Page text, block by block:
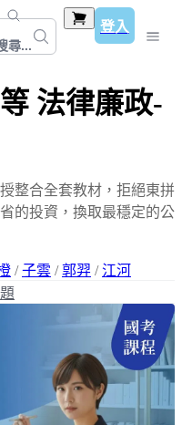
尋...
登入
法律廉政-
整合全套教材，拒絕東拼
的投資，換取最穩定的公
/子雲 /郭羿 / 江河